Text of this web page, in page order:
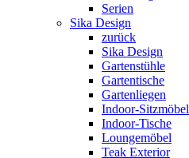
Serien
Sika Design
zurück
Sika Design
Gartenstühle
Gartentische
Gartenliegen
Indoor-Sitzmöbel
Indoor-Tische
Loungemöbel
Teak Exterior